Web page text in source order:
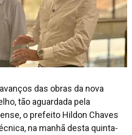
das obras da nova
tão aguardada pela
o prefeito Hildon Chaves
na manhã desta quinta-